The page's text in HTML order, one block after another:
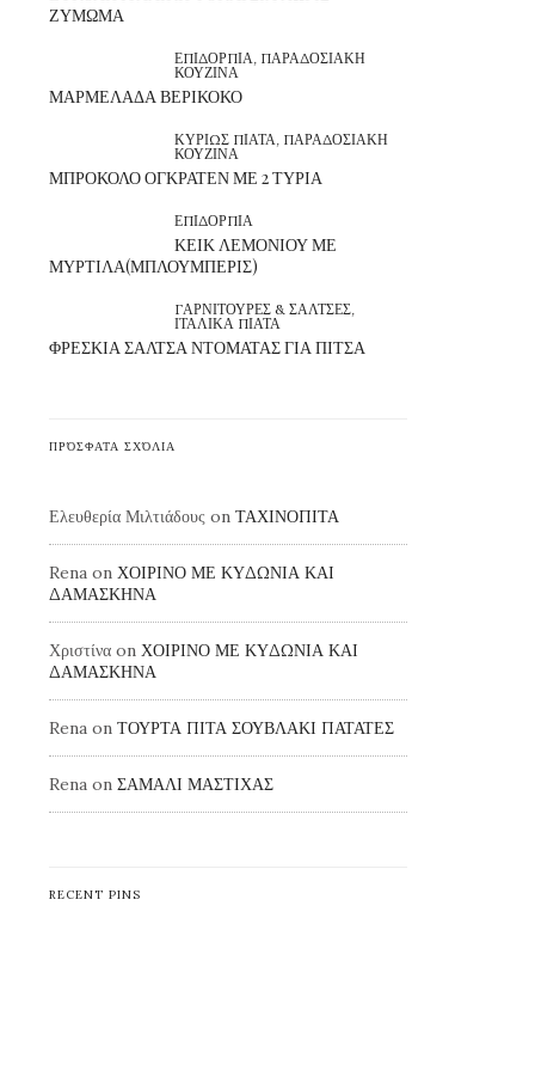
ΖΥΜΩΜΑ
ΕΠΙΔΟΡΠΙΑ, ΠΑΡΑΔΟΣΙΑΚΗ
ΚΟΥΖΙΝΑ
ΜΑΡΜΕΛΑΔΑ ΒΕΡΙΚΟΚΟ
ΚΥΡΙΩΣ ΠΙΑΤΑ, ΠΑΡΑΔΟΣΙΑΚΗ
ΚΟΥΖΙΝΑ
ΜΠΡΟΚΟΛΟ ΟΓΚΡΑΤΕΝ ΜΕ 2 ΤΥΡΙΑ
ΕΠΙΔΟΡΠΙΑ
ΚΕΙΚ ΛΕΜΟΝΙΟΥ ΜΕ
ΜΥΡΤΙΛΑ(ΜΠΛΟΥΜΠΕΡΙΣ)
ΓΑΡΝΙΤΟΥΡΕΣ & ΣΑΛΤΣΕΣ,
ΙΤΑΛΙΚΑ ΠΙΑΤΑ
ΦΡΕΣΚΙΑ ΣΑΛΤΣΑ ΝΤΟΜΑΤΑΣ ΓΙΑ ΠΙΤΣΑ
ΠΡΌΣΦΑΤΑ ΣΧΌΛΙΑ
Ελευθερία Μιλτιάδους on ΤΑΧΙΝΟΠΙΤΑ
Rena on ΧΟΙΡΙΝΟ ΜΕ ΚΥΔΩΝΙΑ ΚΑΙ
ΔΑΜΑΣΚΗΝΑ
Χριστίνα on ΧΟΙΡΙΝΟ ΜΕ ΚΥΔΩΝΙΑ ΚΑΙ
ΔΑΜΑΣΚΗΝΑ
Rena on ΤΟΥΡΤΑ ΠΙΤΑ ΣΟΥΒΛΑΚΙ ΠΑΤΑΤΕΣ
Rena on ΣΑΜΑΛΙ ΜΑΣΤΙΧΑΣ
RECENT PINS